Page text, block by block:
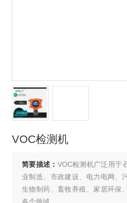
VOC检测机
简要描述： VOC检测机广泛用于
业制造、市政建设、电力电网、
生物制药、畜牧养殖、家居环保